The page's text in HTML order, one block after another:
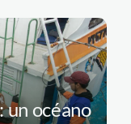
un océano